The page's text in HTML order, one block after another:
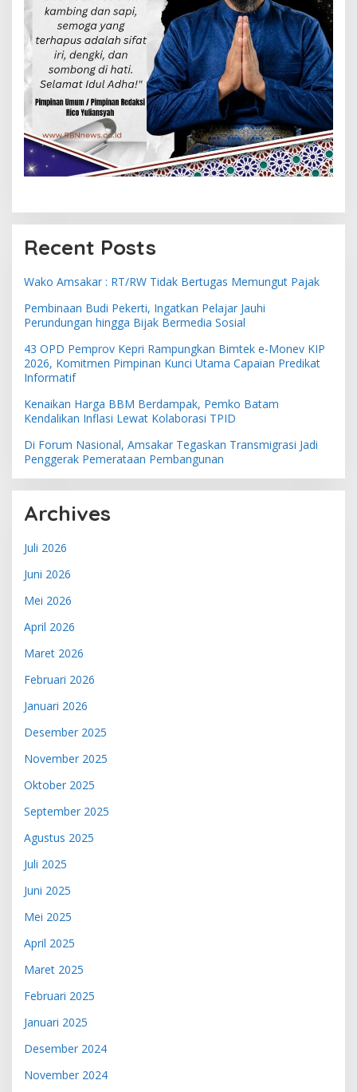
Recent Posts
Wako Amsakar : RT/RW Tidak Bertugas Memungut Pajak
Pembinaan Budi Pekerti, Ingatkan Pelajar Jauhi
Perundungan hingga Bijak Bermedia Sosial
43 OPD Pemprov Kepri Rampungkan Bimtek e-Monev KIP
2026, Komitmen Pimpinan Kunci Utama Capaian Predikat
Informatif
Kenaikan Harga BBM Berdampak, Pemko Batam
Kendalikan Inflasi Lewat Kolaborasi TPID
Di Forum Nasional, Amsakar Tegaskan Transmigrasi Jadi
Penggerak Pemerataan Pembangunan
Archives
Juli 2026
Juni 2026
Mei 2026
April 2026
Maret 2026
Februari 2026
Januari 2026
Desember 2025
November 2025
Oktober 2025
September 2025
Agustus 2025
Juli 2025
Juni 2025
Mei 2025
April 2025
Maret 2025
Februari 2025
Januari 2025
Desember 2024
November 2024